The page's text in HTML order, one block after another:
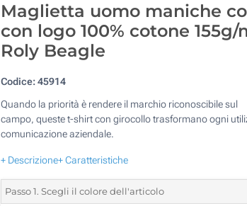
Maglietta uomo maniche
con logo 100% cotone 155g/
Roly Beagle
Codice: 45914
Quando la priorità è rendere il marchio riconoscibile sul
campo, queste t-shirt con girocollo trasformano ogni
comunicazione aziendale.
+ Descrizione+ Caratteristiche
Passo 1. Scegli il colore dell'articolo